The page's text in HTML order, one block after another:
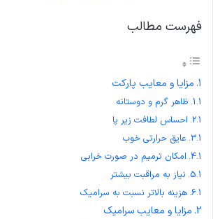
فهرست مطالب
مزایا و معایب پارکت
ظاهر گرم و دوستانه
احساس لطافت زیر پا
عایق حرارتی خوب
امکان ترمیم در صورت خرابی
نیاز به مراقبت بیشتر
هزینه بالاتر نسبت به سرامیک
مزایا و معایب سرامیک